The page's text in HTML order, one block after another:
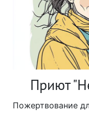
Приют
Пожертвование